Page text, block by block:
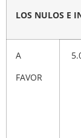
LOS NULOS E
A
FAVOR